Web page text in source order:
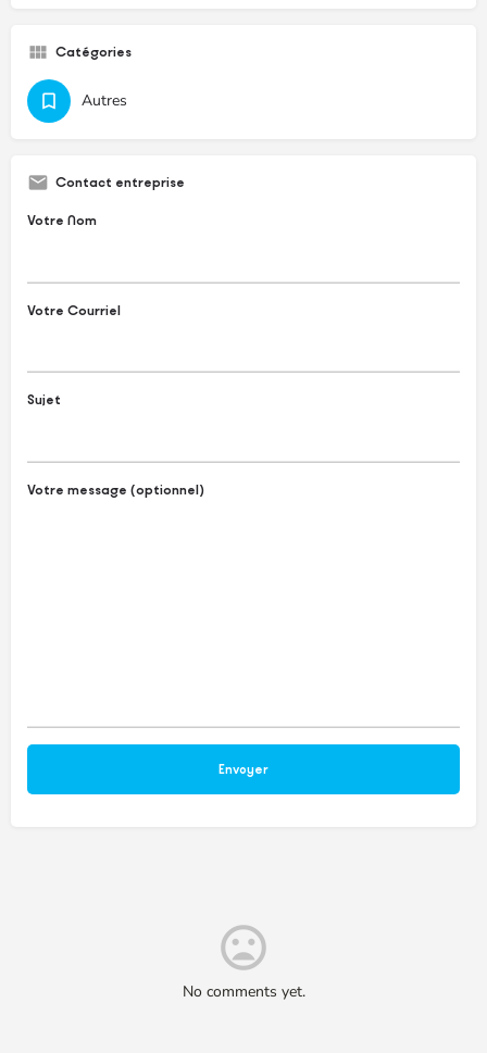
Catégories
Autres
Contact entreprise
Votre Nom
Votre Courriel
Sujet
Votre message (optionnel)
No comments yet.